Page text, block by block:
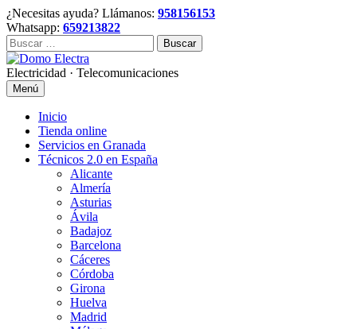
Skip
to
content
¿Necesitas ayuda? Llámanos: 958156153
Whatsapp: 659213822
Buscar:
Electricidad · Telecomunicaciones
Menú
Inicio
Tienda online
Servicios en Granada
Técnicos 2.0 en España
Alicante
Almería
Asturias
Ávila
Badajoz
Barcelona
Cáceres
Córdoba
Girona
Huelva
Madrid